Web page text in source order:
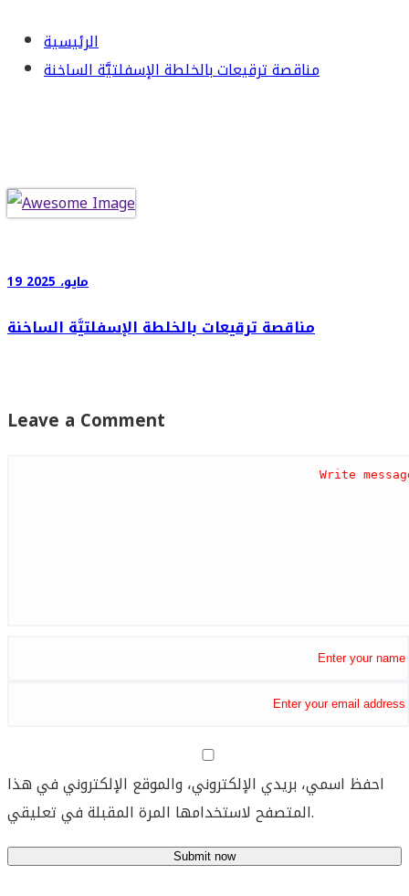
الرئيسية
مناقصة ترقيعات بالخلطة الإسفلتيَّة الساخنة
19 مايو، 2025
مناقصة ترقيعات بالخلطة الإسفلتيَّة الساخنة
Leave a Comment
احفظ اسمي، بريدي الإلكتروني، والموقع الإلكتروني في هذا
المتصفح لاستخدامها المرة المقبلة في تعليقي.